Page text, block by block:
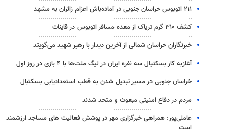
۲۱۱ اتوبوس خراسان جنوبی در آماده‌باش اعزام زائران به مشهد
کشف ۳۱۰ گرم تریاک از معده مسافر اتوبوس در قاینات
خبرنگاران خراسان شمالی از آخرین دیدار با رهبر شهید می‌گویند
آغازبه کار بسکتبال سه نفره ایران در لیگ ملت‌ها با ۴ بازی در روز اول
خراسان جنوبی در مسیر تبدیل شدن به قطب استعدادیابی بسکتبال
مردم در دفاع امنیتی مبعوث و متحد شدند
عاملی‌پور: همراهی خبرگزاری مهر در پوشش فعالیت های مساجد ارزشمند
است